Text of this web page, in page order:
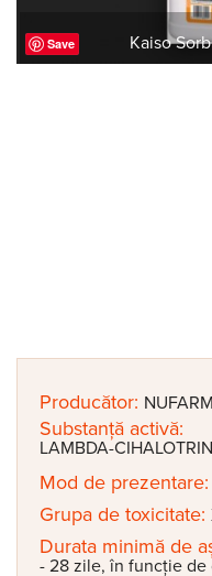
Save Kaiso
Producător:
Substanță activă:
LAMBDA-CIHALOTRIN
Mod de prezentare:
Grupa de toxicitate:
Durata minimă de
- 28 zile, în funcție de